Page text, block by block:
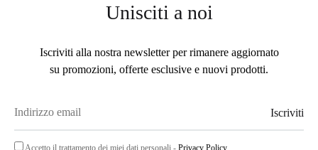
Unisciti a noi
Iscriviti alla nostra newsletter per rimanere aggiornato
su promozioni, offerte esclusive e nuovi prodotti.
Accetto il trattamento dei miei dati personali - Privacy Policy